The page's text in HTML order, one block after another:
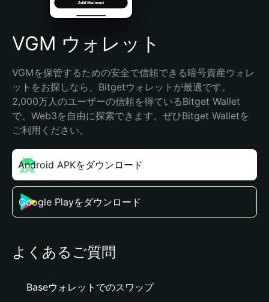
Español (Argentina)
VGM ウォレット
VGMを保管するための安全で信頼できる暗号資産ウォレ
ットをお探しなら、Bitgetウォレットが最適です。
2,000万人のユーザーの信頼を得ているBitget Wallet
で、Web3を自由に探索できます。ぜひBitget Walletを
ご利用ください。
Android APKをダウンロード
Google Playをダウンロード
よくあるご質問
Baseウォレットでのスワップ